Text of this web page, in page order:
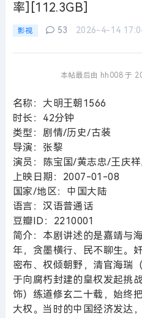
率][112.3GB]
影视 53 2026-4-14
本帖最后由 hh008 于
名称：大明王朝1566
时长：42分钟
类型：剧情/历史/古装
导演：张黎
演员：陈宝国/黄志忠/王庆
上映日期：2007-01-08
国家/地区：中国大陆
语言：汉语普通话
豆瓣ID：2210001
简介：本剧讲述的是嘉靖与
年，贪墨横行、民不聊生。
密布、权倾朝野，清官海瑞
于向腐朽封建的皇权发起挑
饰）练道修玄二十载，始终
大权。当时的中国经济发达